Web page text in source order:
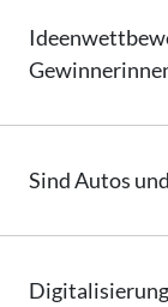
Sind Autos
Digitalisierung